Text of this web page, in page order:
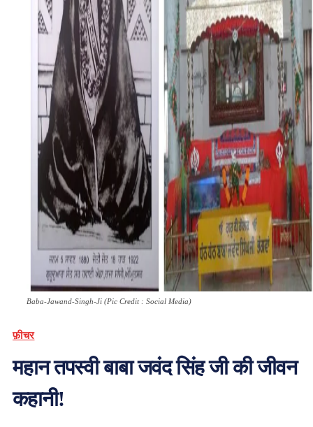
Baba-Jawand-Singh-Ji (Pic Credit : Social Media)
फ़ीचर
महान तपस्वी बाबा जवंद सिंह जी की जीवन
कहानी!